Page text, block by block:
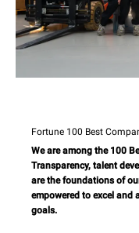
Fortune 100 Best
We are among the 100
Transparency, talent
are the foundations of
empowered to excel and
goals.